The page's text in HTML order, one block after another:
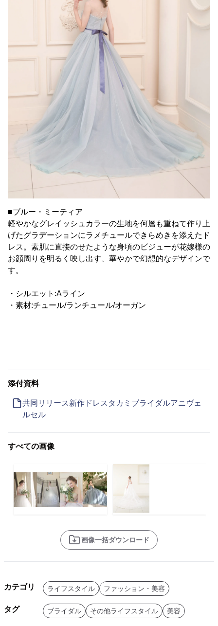
■ブルー・ミーティア
軽やかなグレイッシュカラーの生地を何層も重ねて作り上
げたグラデーションにラメチュールできらめきを添えたド
レス。素肌に直接のせたような身頃のビジューが花嫁様の
お顔周りを明るく映し出す、華やかで幻想的なデザインで
す。
・シルエット:Aライン
・素材:チュール/ランチュール/オーガン
添付資料
共同リリース新作ドレスタカミブライダルアニヴェ
ルセル
すべての画像
画像一括ダウンロード
カテゴリ ライフスタイル ファッション・美容
タグ ブライダル その他ライフスタイル 美容